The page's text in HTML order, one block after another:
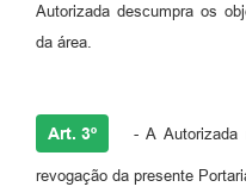
Autorizada descumpra os
da área.
Art. 3º - A Autorizada
revogação da presente